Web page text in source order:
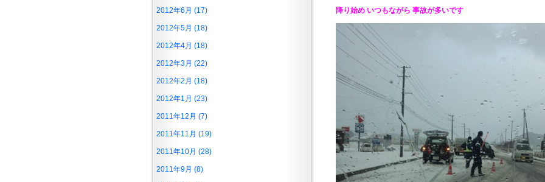
降り始め いつもながら 事故が多いです
2012年6月 (17)
2012年5月 (18)
2012年4月 (18)
2012年3月 (22)
2012年2月 (18)
2012年1月 (23)
2011年12月 (7)
2011年11月 (19)
2011年10月 (28)
2011年9月 (8)